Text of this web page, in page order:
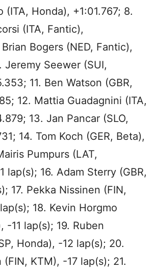
(ITA, Honda), +1:01.767; 8.
(ITA, Fantic),
Bogers (NED, Fantic),
Jeremy Seewer (SUI,
11. Ben Watson (GBR,
12. Mattia Guadagnini (ITA,
13. Jan Pancar (SLO,
14. Tom Koch (GER, Beta),
Pumpurs (LAT,
lap(s); 16. Adam Sterry (GBR,
17. Pekka Nissinen (FIN,
18. Kevin Horgmo
-11 lap(s); 19. Ruben
Honda), -12 lap(s); 20.
KTM), -17 lap(s); 21.